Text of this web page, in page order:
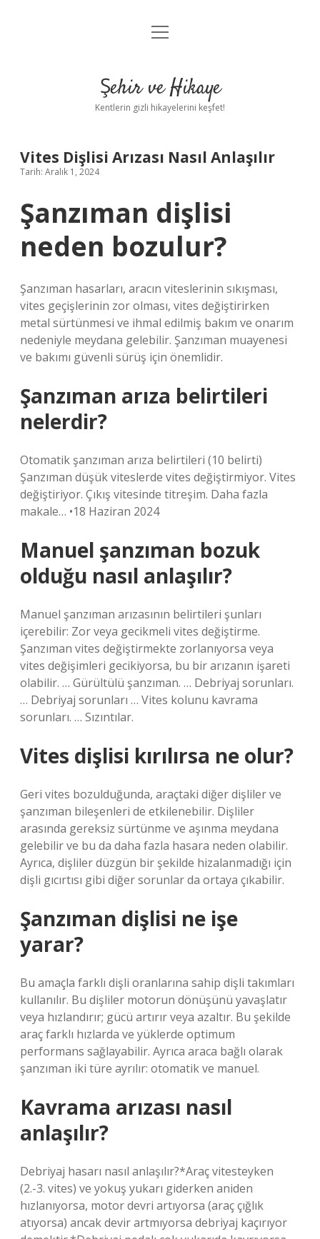
Anasayfa
Yasal Uyarı
menüyü
Şehir ve Hikaye
Kentlerin gizli hikayelerini keşfet!
Vites Dişlisi Arızası Nasıl Anlaşılır
Tarih: Aralık 1, 2024
Şanzıman dişlisi
neden bozulur?
Şanzıman hasarları, aracın viteslerinin sıkışması,
vites geçişlerinin zor olması, vites değiştirirken
metal sürtünmesi ve ihmal edilmiş bakım ve onarım
nedeniyle meydana gelebilir. Şanzıman muayenesi
ve bakımı güvenli sürüş için önemlidir.
Şanzıman arıza belirtileri
nelerdir?
Otomatik şanzıman arıza belirtileri (10 belirti)
Şanzıman düşük viteslerde vites değiştirmiyor. Vites
değiştiriyor. Çıkış vitesinde titreşim. Daha fazla
makale… •18 Haziran 2024
Manuel şanzıman bozuk
olduğu nasıl anlaşılır?
Manuel şanzıman arızasının belirtileri şunları
içerebilir: Zor veya gecikmeli vites değiştirme.
Şanzıman vites değiştirmekte zorlanıyorsa veya
vites değişimleri gecikiyorsa, bu bir arızanın işareti
olabilir. … Gürültülü şanzıman. … Debriyaj sorunları.
… Debriyaj sorunları … Vites kolunu kavrama
sorunları. … Sızıntılar.
Vites dişlisi kırılırsa ne olur?
Geri vites bozulduğunda, araçtaki diğer dişliler ve
şanzıman bileşenleri de etkilenebilir. Dişliler
arasında gereksiz sürtünme ve aşınma meydana
gelebilir ve bu da daha fazla hasara neden olabilir.
Ayrıca, dişliler düzgün bir şekilde hizalanmadığı için
dişli gıcırtısı gibi diğer sorunlar da ortaya çıkabilir.
Şanzıman dişlisi ne işe
yarar?
Bu amaçla farklı dişli oranlarına sahip dişli takımları
kullanılır. Bu dişliler motorun dönüşünü yavaşlatır
veya hızlandırır; gücü artırır veya azaltır. Bu şekilde
araç farklı hızlarda ve yüklerde optimum
performans sağlayabilir. Ayrıca araca bağlı olarak
şanzıman iki türe ayrılır: otomatik ve manuel.
Kavrama arızası nasıl
anlaşılır?
Debriyaj hasarı nasıl anlaşılır?*Araç vitesteyken
(2.-3. vites) ve yokuş yukarı giderken aniden
hızlanıyorsa, motor devri artıyorsa (araç çığlık
atıyorsa) ancak devir artmıyorsa debriyaj kaçırıyor